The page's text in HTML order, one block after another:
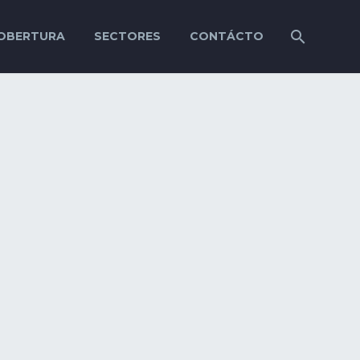
SECTORES CONTÁCTO